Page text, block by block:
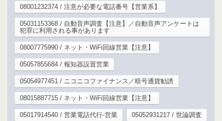
08001232374 / 注意が必要な電話番号【営業系】
05031153368 / 自動音声調査【注意】／自動音声アンケートは
犯罪に利用される事があります
08007775990 / ネット・WiFi回線営業【注意】
05057855684 / 報知器設置営業
05054977451 / ニコニコファイナンス／暗号通貨勧誘
08015887715 / ネット・WiFi回線営業【注意】
05017914540 / 営業電話代行-営業 05052931217 / 世論調査